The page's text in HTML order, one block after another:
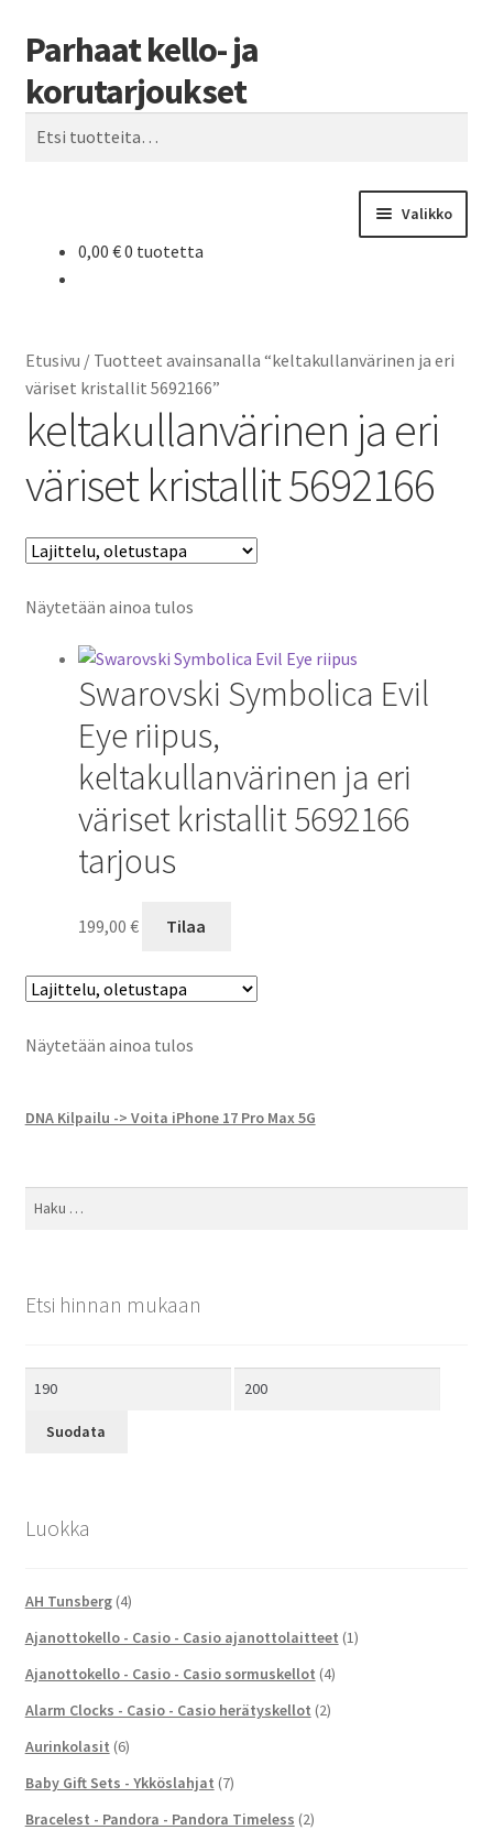
Siirry
navigointiin
Siirry
sisältöön
Parhaat kello- ja
korutarjoukset
Haku
Valikko
0,00 €0 tuotetta
Etusivu / Tuotteet avainsanalla “keltakullanvärinen ja eri
väriset kristallit 5692166”
keltakullanvärinen ja eri
väriset kristallit 5692166
Näytetään ainoa tulos
Swarovski Symbolica Evil
Eye riipus,
keltakullanvärinen ja eri
väriset kristallit 5692166
tarjous
199,00 € Tilaa
Näytetään ainoa tulos
DNA Kilpailu -> Voita iPhone 17 Pro Max 5G
Haku:
Etsi hinnan mukaan
Suodata
Luokka
AH Tunsberg (4)
Ajanottokello - Casio - Casio ajanottolaitteet (1)
Ajanottokello - Casio - Casio sormuskellot (4)
Alarm Clocks - Casio - Casio herätyskellot (2)
Aurinkolasit (6)
Baby Gift Sets - Ykköslahjat (7)
Bracelest - Pandora - Pandora Timeless (2)